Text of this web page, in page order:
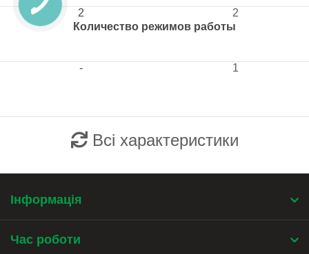
Количество режимов работы
2
-
2
1
Всі характеристики
Інформація
Час роботи